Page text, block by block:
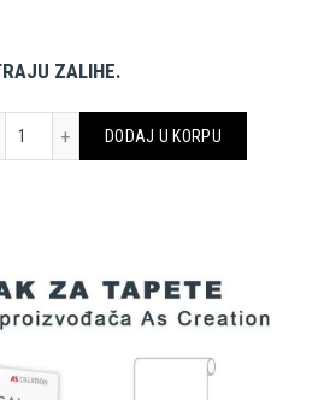
ZALIHE.
AS CREATION TAPETE RAFFI 940173
DODAJ U KORPU